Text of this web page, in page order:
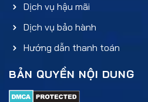
Dịch vụ hậu mãi
Dịch vụ bảo hành
Hướng dẫn thanh toán
BẢN QUYỀN NỘI DUNG